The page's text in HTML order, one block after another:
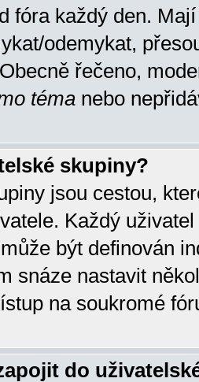
fóra každý den.
odemykat,
řečeno,
téma nebo
skupiny?
jsou cestou,
Každý
být definován
snáze nastavit
na soukromé
do